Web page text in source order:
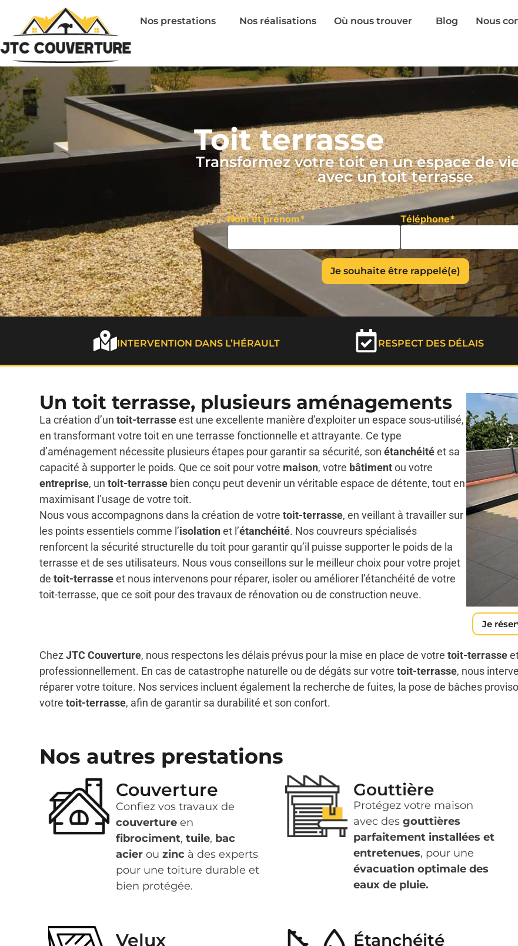
Nos prestations Nos réalisations Où nous trouver Blog Nous
Toit terrasse
Transformez votre toit en un espace de
avec un toit terrasse
Nom et prénom* Téléphone*
INTERVENTION DANS L’HÉRAULT RESPECT DES DÉLAIS
Un toit terrasse, plusieurs aménagements
La création d’untoit-terrasseest une excellente manière d’exploiter un espace sous-utilisé,
en transformant votre toit en une terrasse fonctionnelle et attrayante. Ce type
d’aménagement nécessite plusieurs étapes pour garantir sa sécurité, sonétanchéitéet sa
capacité à supporter le poids. Que ce soit pour votre maison, votre bâtimentou votre
entreprise, untoit-terrasse bien conçu peut devenir un véritable espace de détente, tout en
maximisant l’usage de votre toit.
Nous vous accompagnons dans la création de votretoit-terrasse, en veillant à travailler sur
les points essentiels comme l’isolationet l’étanchéité. Nos couvreurs spécialisés
renforcent la sécurité structurelle du toit pour garantir qu’il puisse supporter le poids de la
terrasse et de ses utilisateurs. Nous vous conseillons sur le meilleur choix pour votre projet
detoit-terrasseet nous intervenons pour réparer, isoler ou améliorer l’étanchéité de votre
toit-terrasse, que ce soit pour des travaux de rénovation ou de construction neuve.
Je
ChezJTC Couverture, nous respectons les délais prévus pour la mise en place de votretoit-terrasse
professionnellement. En cas de catastrophe naturelle ou de dégâts sur votretoit-terrasse, nous
réparer votre toiture. Nos services incluent également la recherche de fuites, la pose de bâches
votretoit-terrasse, afin de garantir sa durabilité et son confort.
Nos autres prestations
Couverture
Confiez vos travaux de
couverture en
fibrociment,tuile, bac
acier ouzinc à des experts
pour une toiture durable et
bien protégée.
Gouttière
Protégez votre maison
avec des gouttières
parfaitement installées et
entretenues, pour une
évacuation optimale des
eaux de pluie.
Velux Étanchéité